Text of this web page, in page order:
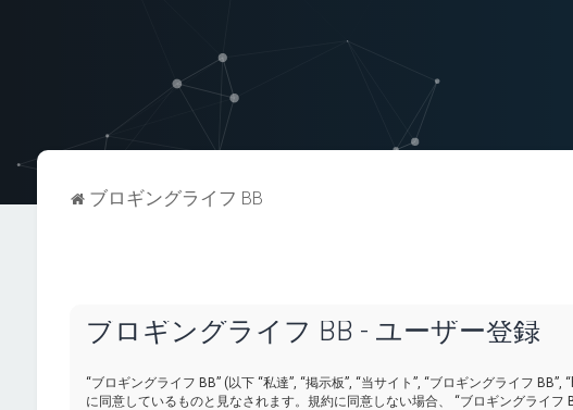
ブロギングライフ BB
ブロギングライフ BB - ユーザー登録
“ブロギングライフ BB” (以下 “私達”, “掲示板”, “当サイト”, “ブロギングライフ
に同意しているものと見なされます。規約に同意しない場合、 “ブロギングライ